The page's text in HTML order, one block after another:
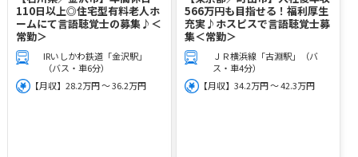
110日以上◎住宅型有料老人ホ
ームにて言語聴覚士の募集♪＜
常勤＞
IRいしかわ鉄道「金沢駅」
（バス・車6分）
【月収】28.2万円 ～ 36.2万円
566万円も目指せる！福利厚生
充実♪ホスピスで言語聴覚士募
集＜常勤＞
ＪＲ横浜線「古淵駅」（バ
ス・車4分）
【月収】34.2万円 ～ 42.3万円